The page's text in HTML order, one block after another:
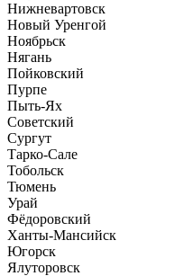
Нижневартовск
Новый Уренгой
Ноябрьск
Нягань
Пойковский
Пурпе
Пыть-Ях
Советский
Сургут
Тарко-Сале
Тобольск
Тюмень
Урай
Фёдоровский
Ханты-Мансийск
Югорск
Ялуторовск